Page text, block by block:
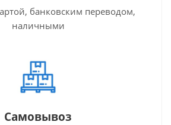
банковским переводом,
наличными
Самовывоз